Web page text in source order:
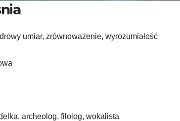
umiar, zrównoważenie, wyrozumiałość
archeolog, filolog, wokalista